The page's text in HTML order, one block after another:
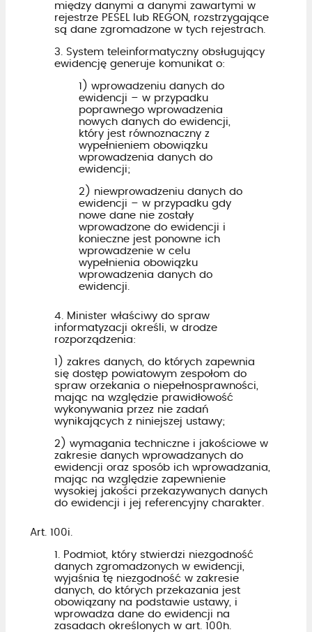
między danymi a danymi zawartymi w
rejestrze PESEL lub REGON, rozstrzygające
są dane zgromadzone w tych rejestrach.
3. System teleinformatyczny obsługujący
ewidencję generuje komunikat o:
1) wprowadzeniu danych do
ewidencji – w przypadku
poprawnego wprowadzenia
nowych danych do ewidencji,
który jest równoznaczny z
wypełnieniem obowiązku
wprowadzenia danych do
ewidencji;
2) niewprowadzeniu danych do
ewidencji – w przypadku gdy
nowe dane nie zostały
wprowadzone do ewidencji i
konieczne jest ponowne ich
wprowadzenie w celu
wypełnienia obowiązku
wprowadzenia danych do
ewidencji.
4. Minister właściwy do spraw
informatyzacji określi, w drodze
rozporządzenia:
1) zakres danych, do których zapewnia
się dostęp powiatowym zespołom do
spraw orzekania o niepełnosprawności,
mając na względzie prawidłowość
wykonywania przez nie zadań
wynikających z niniejszej ustawy;
2) wymagania techniczne i jakościowe w
zakresie danych wprowadzanych do
ewidencji oraz sposób ich wprowadzania,
mając na względzie zapewnienie
wysokiej jakości przekazywanych danych
do ewidencji i jej referencyjny charakter.
Art. 100i.
1. Podmiot, który stwierdzi niezgodność
danych zgromadzonych w ewidencji,
wyjaśnia tę niezgodność w zakresie
danych, do których przekazania jest
obowiązany na podstawie ustawy, i
wprowadza dane do ewidencji na
zasadach określonych w art. 100h.